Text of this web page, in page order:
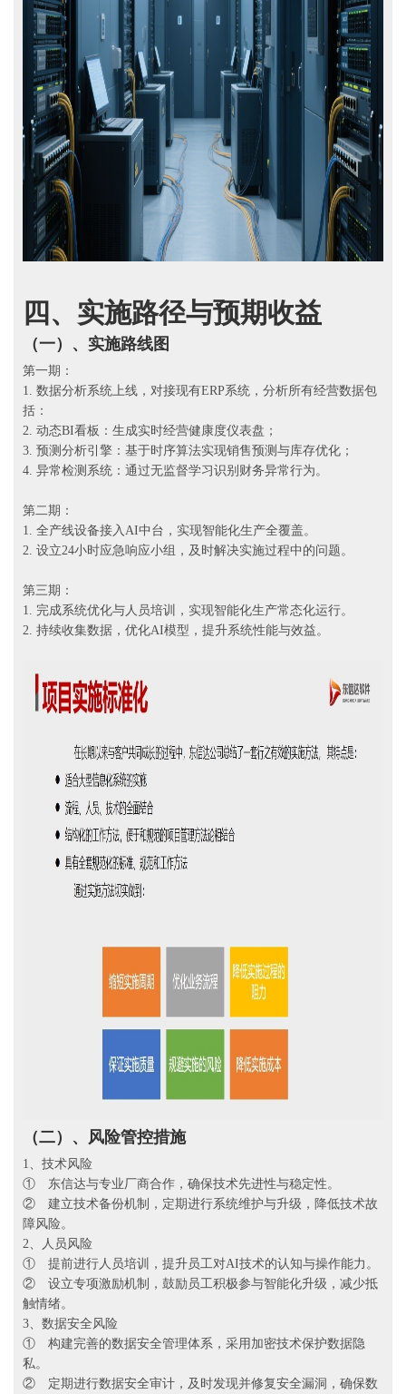
四、 实施路径与预期收益
（一）、 实施路线图
第一期：
1. 数据分析系统上线，对接现有ERP系统，分析所有经营数据包
括：
2. 动态BI看板：生成实时经营健康度仪表盘；
3. 预测分析引擎：基于时序算法实现销售预测与库存优化；
4. 异常检测系统：通过无监督学习识别财务异常行为。
第二期：
1. 全产线设备接入AI中台，实现智能化生产全覆盖。
2. 设立24小时应急响应小组，及时解决实施过程中的问题。
第三期：
1. 完成系统优化与人员培训，实现智能化生产常态化运行。
2. 持续收集数据，优化AI模型，提升系统性能与效益。
（二）、 风险管控措施
1、技术风险
① 东信达与专业厂商合作，确保技术先进性与稳定性。
② 建立技术备份机制，定期进行系统维护与升级，降低技术故
障风险。
2、人员风险
① 提前进行人员培训，提升员工对AI技术的认知与操作能力。
② 设立专项激励机制，鼓励员工积极参与智能化升级，减少抵
触情绪。
3、数据安全风险
① 构建完善的数据安全管理体系，采用加密技术保护数据隐
私。
② 定期进行数据安全审计，及时发现并修复安全漏洞，确保数